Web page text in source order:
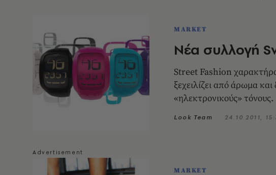
MARKET
Νέα συλλογή
Street Fashion
ξεχειλίζει από άρωμα
«ηλεκτρονικούς» τόνους.
Look Team 24.10.2011,
MARKET